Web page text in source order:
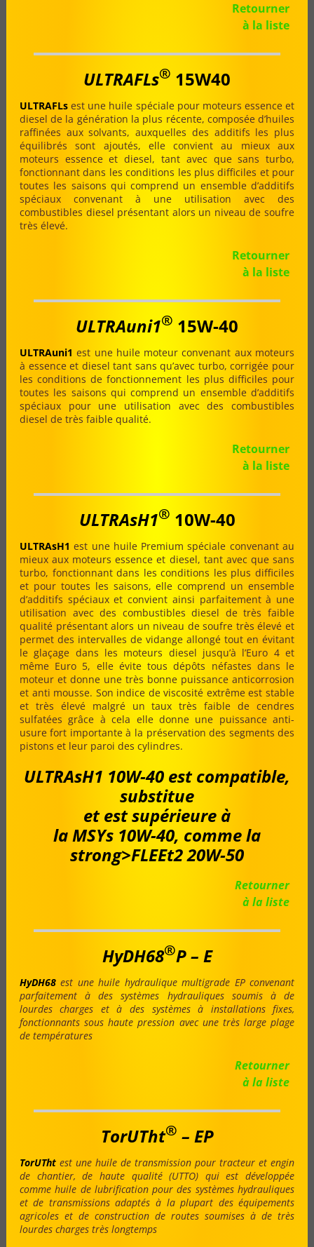
Retourner
à la liste
ULTRAFLs® 15W40
ULTRAFLsest une huile spéciale pour moteurs essence et
diesel de la génération la plus récente, composée d’huiles
raffinées aux solvants, auxquelles des additifs les plus
équilibrés sont ajoutés, elle convient au mieux aux
moteurs essence et diesel, tant avec que sans turbo,
fonctionnant dans les conditions les plus difficiles et pour
toutes les saisons qui comprend un ensemble d’additifs
spéciaux convenant à une utilisation avec des
combustibles diesel présentant alors un niveau de soufre
très élevé.
Retourner
à la liste
ULTRAuni1® 15W-40
ULTRAuni1 est une huile moteur convenant aux moteurs
à essence et diesel tant sans qu’avec turbo, corrigée pour
les conditions de fonctionnement les plus difficiles pour
toutes les saisons qui comprend un ensemble d’additifs
spéciaux pour une utilisation avec des combustibles
diesel de très faible qualité.
Retourner
à la liste
ULTRAsH1® 10W-40
ULTRAsH1 est une huile Premium spéciale convenant au
mieux aux moteurs essence et diesel, tant avec que sans
turbo, fonctionnant dans les conditions les plus difficiles
et pour toutes les saisons, elle comprend un ensemble
d’additifs spéciaux et convient ainsi parfaitement à une
utilisation avec des combustibles diesel de très faible
qualité présentant alors un niveau de soufre très élevé et
permet des intervalles de vidange allongé tout en évitant
le glaçage dans les moteurs diesel jusqu’à l’Euro 4 et
même Euro 5, elle évite tous dépôts néfastes dans le
moteur et donne une très bonne puissance anticorrosion
et anti mousse. Son indice de viscosité extrême est stable
et très élevé malgré un taux très faible de cendres
sulfatées grâce à cela elle donne une puissance anti-
usure fort importante à la préservation des segments des
pistons et leur paroi des cylindres.
ULTRAsH1 10W-40 est compatible,
substitue
et est supérieure à
laMSYs 10W-40, comme la
strong>FLEEt2 20W-50
Retourner
à la liste
HyDH68®P– E
HyDH68est une huile hydraulique multigrade EP convenant
parfaitement à des systèmes hydrauliques soumis à de
lourdes charges et à des systèmes à installations fixes,
fonctionnants sous haute pression avec une très large plage
de températures
Retourner
à la liste
TorUTht® – EP
TorUThtest une huile de transmission pour tracteur et engin
de chantier, de haute qualité (UTTO) qui est développée
comme huile de lubrification pour des systèmes hydrauliques
et de transmissions adaptés à la plupart des équipements
agricoles et de construction de routes soumises à de très
lourdes charges très longtemps